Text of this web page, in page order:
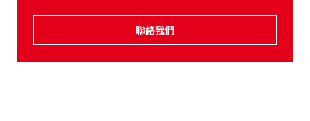
聯絡我們